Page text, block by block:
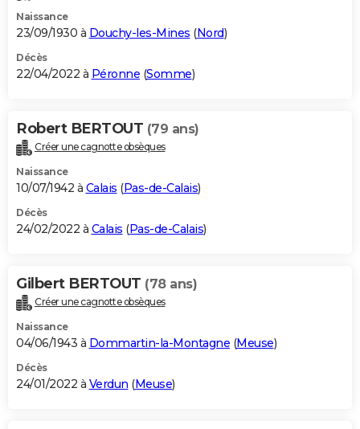
Naissance
23/09/1930 à Douchy-les-Mines (Nord)
Décès
22/04/2022 à Péronne (Somme)
Robert BERTOUT (79 ans)
Créer une cagnotte obsèques
Naissance
10/07/1942 à Calais (Pas-de-Calais)
Décès
24/02/2022 à Calais (Pas-de-Calais)
Gilbert BERTOUT (78 ans)
Créer une cagnotte obsèques
Naissance
04/06/1943 à Dommartin-la-Montagne (Meuse)
Décès
24/01/2022 à Verdun (Meuse)